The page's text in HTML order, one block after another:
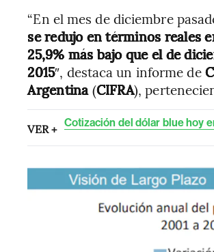
“En el mes de diciembre
se redujo en términos reales
25,9% más bajo que el de
2015″, destaca un informe de
Argentina(CIFRA),
VER + Cotización del dólar blue hoy